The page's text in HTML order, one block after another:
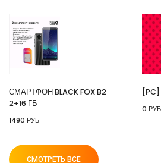
⚡ [PC] Kiki
🔥 0 руб. |
⚡ 55" Телевизор Digma DM-
СМАРТФОН BLACK FOX B2
2+16 ГБ
1490 РУБ
[PC]
0 РУБ
СМОТРЕТЬ ВСЕ